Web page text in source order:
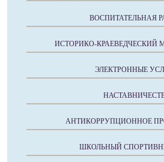
ВОСПИТАТЕЛЬНАЯ
ИСТОРИКО-КРАЕВЕДЧЕСКИЙ
ЭЛЕКТРОННЫЕ
АНТИКОРРУПЦИОННОЕ
ШКОЛЬНЫЙ